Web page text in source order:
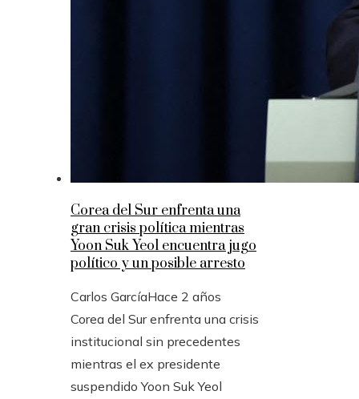
Corea del Sur enfrenta una
gran crisis política mientras
Yoon Suk Yeol encuentra jugo
político y un posible arresto
Carlos GarcíaHace 2 años
Corea del Sur enfrenta una crisis
institucional sin precedentes
mientras el ex presidente
suspendido Yoon Suk Yeol